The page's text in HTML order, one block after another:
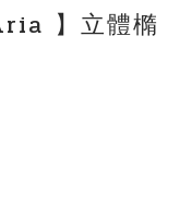
Laforet｜葵芳葵涌廣
】立體橢